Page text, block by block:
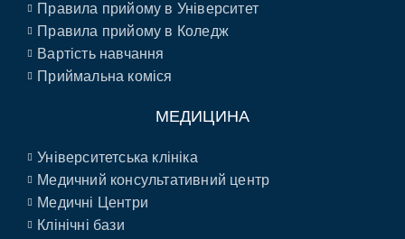
Правила прийому в Університет
Правила прийому в Коледж
Вартість навчання
Приймальна коміся
МЕДИЦИНА
Університетська клініка
Медичний консультативний центр
Медичні Центри
Клінічні бази